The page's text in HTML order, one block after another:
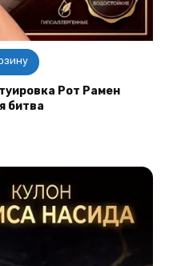
Рот Рамен
битва